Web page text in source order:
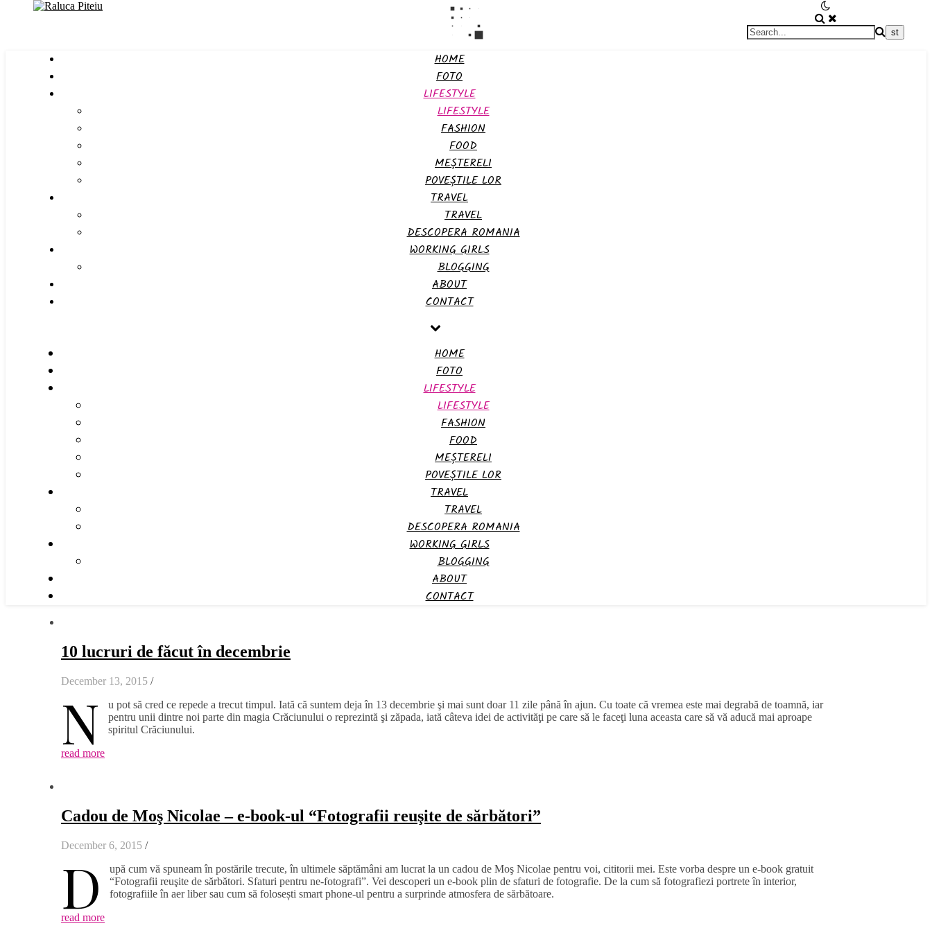
HOME
FOTO
LIFESTYLE
LIFESTYLE
FASHION
FOOD
MEȘTERELI
POVEȘTILE LOR
TRAVEL
TRAVEL
DESCOPERA ROMANIA
WORKING GIRLS
BLOGGING
ABOUT
CONTACT
HOME
FOTO
LIFESTYLE
LIFESTYLE
FASHION
FOOD
MEȘTERELI
POVEȘTILE LOR
TRAVEL
TRAVEL
DESCOPERA ROMANIA
WORKING GIRLS
BLOGGING
ABOUT
CONTACT
10 lucruri de făcut în decembrie
December 13, 2015 /
N
u pot să cred ce repede a trecut timpul. Iată că suntem deja în 13 decembrie şi mai sunt doar 11 zile până în ajun. Cu toate că vremea este mai degrabă de toamnă, iar
pentru unii dintre noi parte din magia Crăciunului o reprezintă şi zăpada, iată câteva idei de activităţi pe care să le faceţi luna aceasta care să vă aducă mai aproape
spiritul Crăciunului.
read more
Cadou de Moş Nicolae – e-book-ul “Fotografii reuşite de sărbători”
December 6, 2015 /
D
upă cum vă spuneam în postările trecute, în ultimele săptămâni am lucrat la un cadou de Moş Nicolae pentru voi, cititorii mei. Este vorba despre un e-book gratuit
“Fotografii reuşite de sărbători. Sfaturi pentru ne-fotografi”. Vei descoperi un e-book plin de sfaturi de fotografie. De la cum să fotografiezi portrete în interior,
fotografiile în aer liber sau cum să folosești smart phone-ul pentru a surprinde atmosfera de sărbătoare.
read more